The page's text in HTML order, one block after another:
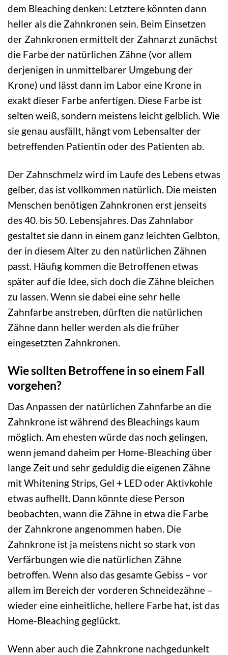
dem Bleaching denken: Letztere könnten dann
heller als die Zahnkronen sein. Beim Einsetzen
der Zahnkronen ermittelt der Zahnarzt zunächst
die Farbe der natürlichen Zähne (vor allem
derjenigen in unmittelbarer Umgebung der
Krone) und lässt dann im Labor eine Krone in
exakt dieser Farbe anfertigen. Diese Farbe ist
selten weiß, sondern meistens leicht gelblich. Wie
sie genau ausfällt, hängt vom Lebensalter der
betreffenden Patientin oder des Patienten ab.
Der Zahnschmelz wird im Laufe des Lebens etwas
gelber, das ist vollkommen natürlich. Die meisten
Menschen benötigen Zahnkronen erst jenseits
des 40. bis 50. Lebensjahres. Das Zahnlabor
gestaltet sie dann in einem ganz leichten Gelbton,
der in diesem Alter zu den natürlichen Zähnen
passt. Häufig kommen die Betroffenen etwas
später auf die Idee, sich doch die Zähne bleichen
zu lassen. Wenn sie dabei eine sehr helle
Zahnfarbe anstreben, dürften die natürlichen
Zähne dann heller werden als die früher
eingesetzten Zahnkronen.
Wie sollten Betroffene in so einem Fall
vorgehen?
Das Anpassen der natürlichen Zahnfarbe an die
Zahnkrone ist während des Bleachings kaum
möglich. Am ehesten würde das noch gelingen,
wenn jemand daheim per Home-Bleaching über
lange Zeit und sehr geduldig die eigenen Zähne
mit Whitening Strips, Gel + LED oder Aktivkohle
etwas aufhellt. Dann könnte diese Person
beobachten, wann die Zähne in etwa die Farbe
der Zahnkrone angenommen haben. Die
Zahnkrone ist ja meistens nicht so stark von
Verfärbungen wie die natürlichen Zähne
betroffen. Wenn also das gesamte Gebiss – vor
allem im Bereich der vorderen Schneidezähne –
wieder eine einheitliche, hellere Farbe hat, ist das
Home-Bleaching geglückt.
Wenn aber auch die Zahnkrone nachgedunkelt